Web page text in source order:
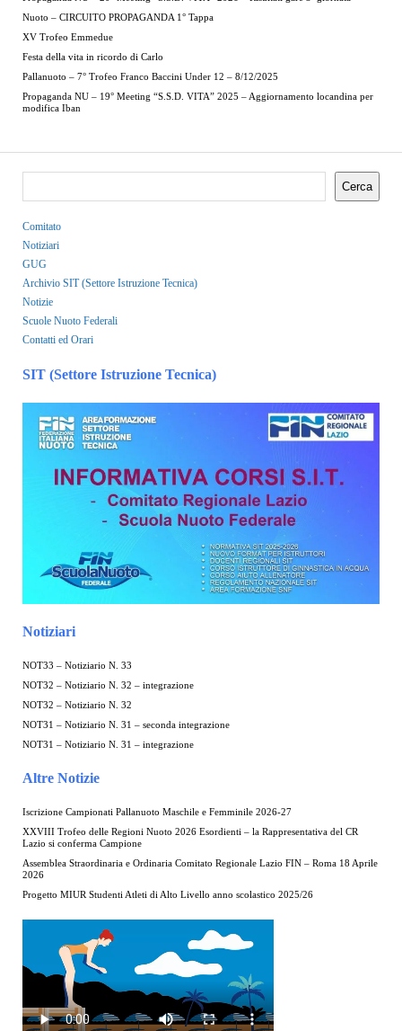
Nuoto – CIRCUITO PROPAGANDA 1° Tappa
XV Trofeo Emmedue
Festa della vita in ricordo di Carlo
Pallanuoto – 7° Trofeo Franco Baccini Under 12 – 8/12/2025
Propaganda NU – 19° Meeting “S.S.D. VITA” 2025 – Aggiornamento locandina per
modifica Iban
Cerca
Comitato
Notiziari
GUG
Archivio SIT (Settore Istruzione Tecnica)
Notizie
Scuole Nuoto Federali
Contatti ed Orari
SIT (Settore Istruzione Tecnica)
Notiziari
NOT33 – Notiziario N. 33
NOT32 – Notiziario N. 32 – integrazione
NOT32 – Notiziario N. 32
NOT31 – Notiziario N. 31 – seconda integrazione
NOT31 – Notiziario N. 31 – integrazione
Altre Notizie
Iscrizione Campionati Pallanuoto Maschile e Femminile 2026-27
XXVIII Trofeo delle Regioni Nuoto 2026 Esordienti – la Rappresentativa del CR
Lazio si conferma Campione
Assemblea Straordinaria e Ordinaria Comitato Regionale Lazio FIN – Roma 18 Aprile
2026
Progetto MIUR Studenti Atleti di Alto Livello anno scolastico 2025/26